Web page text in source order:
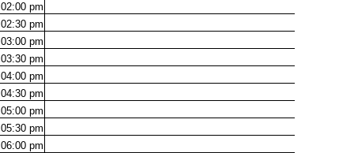
02:00 pm
02:30 pm
03:00 pm
03:30 pm
04:00 pm
04:30 pm
05:00 pm
05:30 pm
06:00 pm